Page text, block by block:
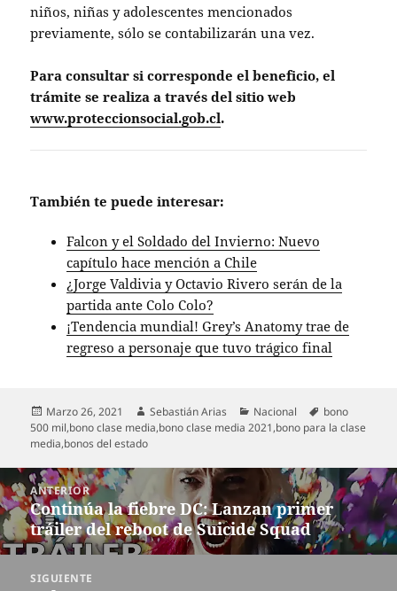
niños, niñas y adolescentes mencionados
previamente, sólo se contabilizarán una vez.
Para consultar si corresponde el beneficio, el
trámite se realiza a través del sitio web
www.proteccionsocial.gob.cl.
También te puede interesar:
Falcon y el Soldado del Invierno: Nuevo
capítulo hace mención a Chile
¿Jorge Valdivia y Octavio Rivero serán de la
partida ante Colo Colo?
¡Tendencia mundial! Grey’s Anatomy trae de
regreso a personaje que tuvo trágico final
Publicado
el
Marzo 26, 2021 Autor
Sebastián Arias Categorías
Nacional Etiquetas
bono
500 mil,bono clase media,bono clase media 2021,bono para la clase
media,bonos del estado
Navegación
de
entradas
ANTERIOR
Entrada
anterior:
Continúa la fiebre DC: Lanzan primer
tráiler del reboot de Suicide Squad
SIGUIENTE